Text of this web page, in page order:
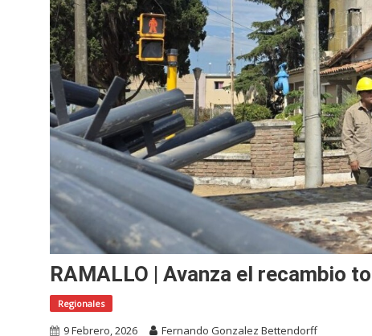
RAMALLO | Avanza el recambio
Regionales
9 Febrero, 2026 Fernando Gonzalez Bettendorff